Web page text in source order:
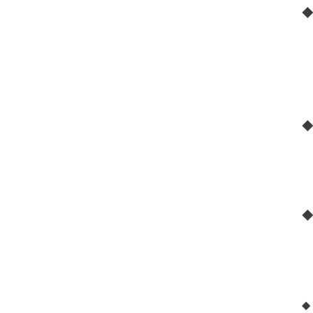
◆
◆
◆